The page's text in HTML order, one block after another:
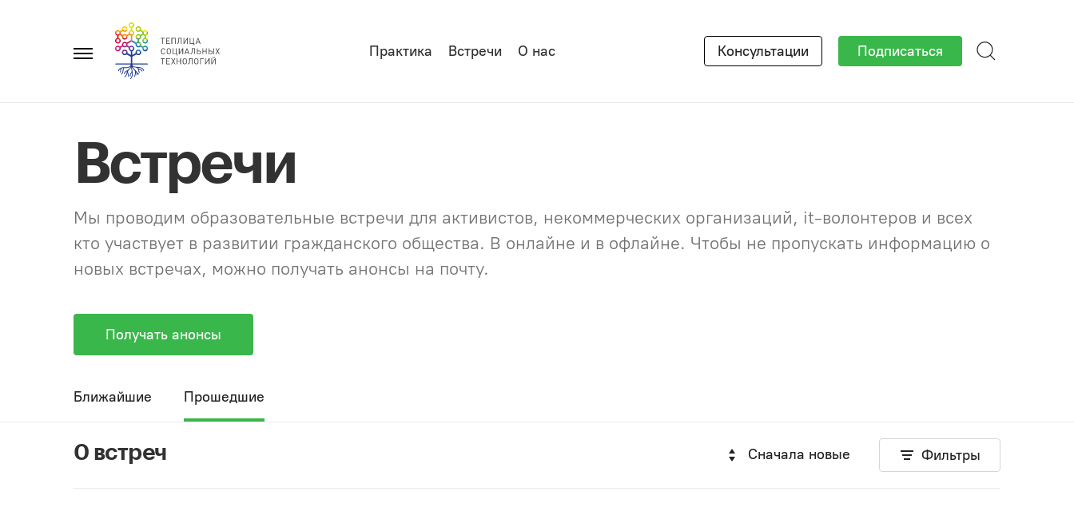
Главное
Практика Встречи О нас Консультации Подписаться
Встречи
Мы проводим образовательные встречи для активистов, некоммерческих организаций, it-волонтеров и всех
кто участвует в развитии гражданского общества. В онлайне и в офлайне. Чтобы не пропускать информацию о
новых встречах, можно получать анонсы на почту.
Получать анонсы
Ближайшие Прошедшие
0 встреч Сначала новые Фильтры